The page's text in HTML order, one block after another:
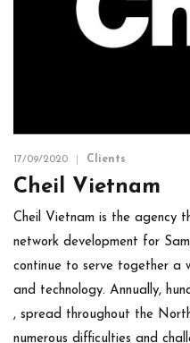
17/09/2020 Clients
Cheil Vietnam
Cheil Vietnam is the agency
network development for
continue to serve together a
and technology. Annually,
, spread throughout the
numerous difficulties and